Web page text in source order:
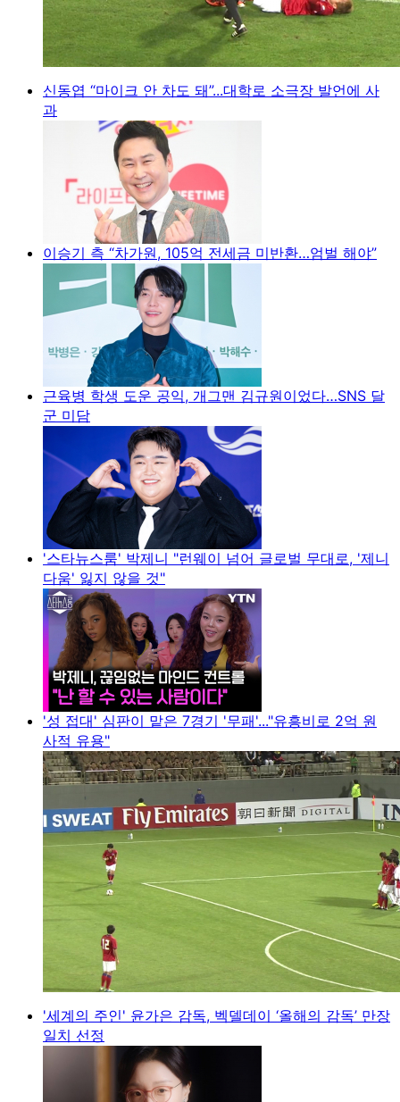
신동엽 “마이크 안 차도 돼”...대학로 소극장 발언에 사
과
이승기 측 “차가원, 105억 전세금 미반환…엄벌 해야”
근육병 학생 도운 공익, 개그맨 김규원이었다…SNS 달
군 미담
'스타뉴스룸' 박제니 "런웨이 넘어 글로벌 무대로, '제니
다움' 잃지 않을 것"
'성 접대' 심판이 맡은 7경기 '무패'..."유흥비로 2억 원
사적 유용"
'세계의 주인' 윤가은 감독, 벡델데이 ‘올해의 감독’ 만장
일치 선정